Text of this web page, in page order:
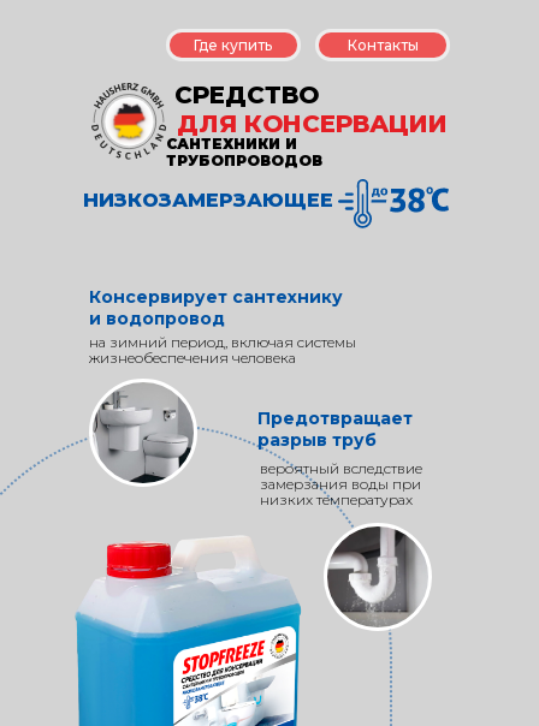
ДЛЯ КОНСЕРВАЦИИ
СРЕДСТВО
САНТЕХНИКИ И
ТРУБОПРОВОДОВ
НИЗКОЗАМЕРЗАЮЩЕЕ
Где купить Контакты
Консервирует сантехнику
и водопровод
на зимний период, включая системы
жизнеобеспечения человека
Предотвращает
разрыв труб
вероятный вследствие
замерзания воды при
низких температурах